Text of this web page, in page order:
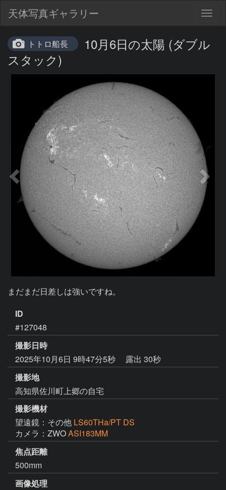
天体写真ギャラリー
トトロ船長
10月6日の太陽 (ダブル
スタック)
まだまだ日差しは強いですね。
ID
#127048
撮影日時
2025年10月6日 9時47分5秒
露出 30秒
撮影地
高知県佐川町上郷の自宅
撮影機材
望遠鏡：その他 LS60THa/PT DS
カメラ：ZWOASI183MM
焦点距離
500mm
画像処理